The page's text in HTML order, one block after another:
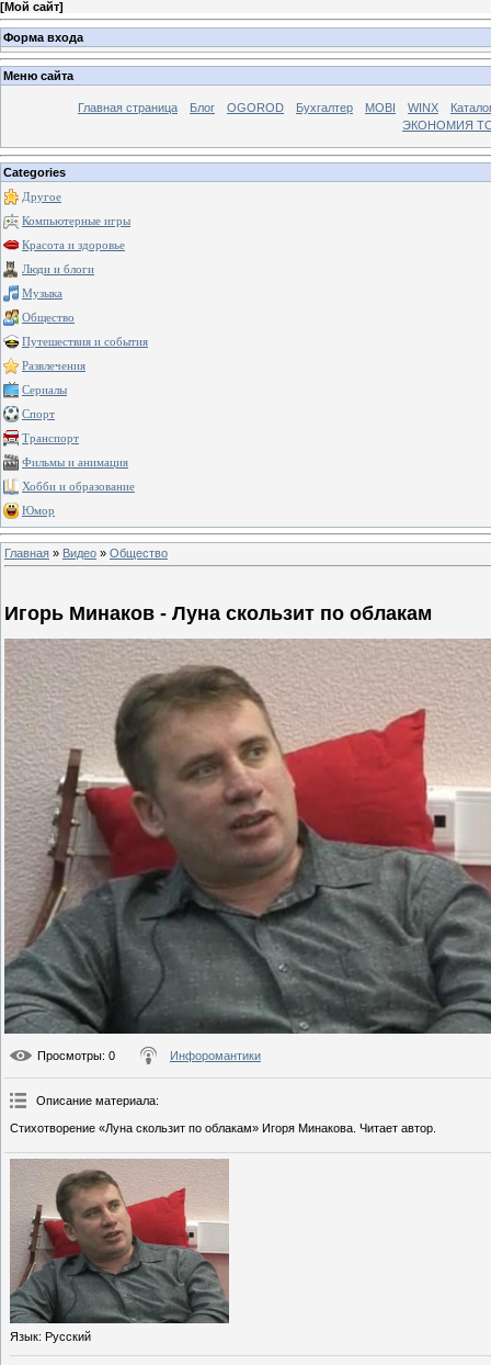
[Мой сайт]
Форма входа
Меню сайта
Главная страница Блог OGOROD Бухгалтер MOBI WINX
ЭКОНОМИЯ
Categories
Другое
Компьютерные игры
Красота и здоровье
Люди и блоги
Музыка
Общество
Путешествия и события
Развлечения
Сериалы
Спорт
Транспорт
Фильмы и анимация
Хобби и образование
Юмор
Главная » Видео » Общество
Игорь Минаков - Луна скользит по облакам
Просмотры: 0 Инфоромантики
Описание материала:
Стихотворение «Луна скользит по облакам» Игоря Минакова. Читает автор.
Язык: Русский